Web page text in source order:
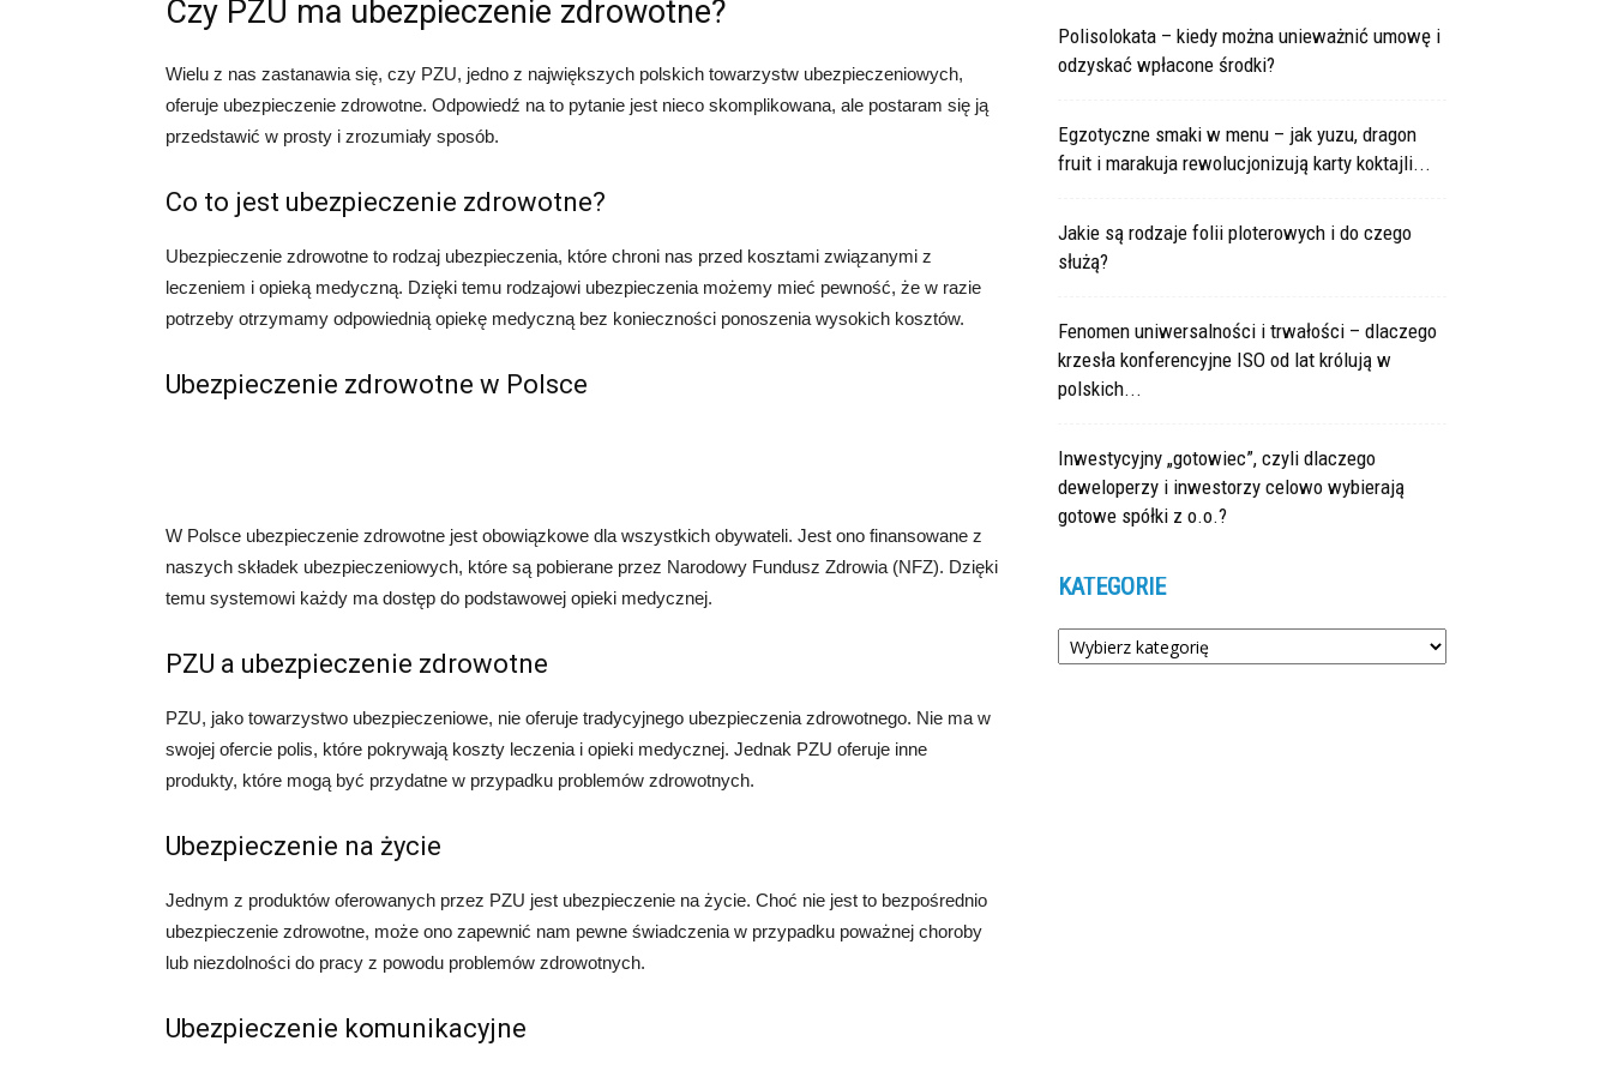
Czy PZU ma ubezpieczenie zdrowotne?
Wielu z nas zastanawia się, czy PZU, jedno z największych polskich towarzystw ubezpieczeniowych,
oferuje ubezpieczenie zdrowotne. Odpowiedź na to pytanie jest nieco skomplikowana, ale postaram się ją
przedstawić w prosty i zrozumiały sposób.
Co to jest ubezpieczenie zdrowotne?
Ubezpieczenie zdrowotne to rodzaj ubezpieczenia, które chroni nas przed kosztami związanymi z
leczeniem i opieką medyczną. Dzięki temu rodzajowi ubezpieczenia możemy mieć pewność, że w razie
potrzeby otrzymamy odpowiednią opiekę medyczną bez konieczności ponoszenia wysokich kosztów.
Ubezpieczenie zdrowotne w Polsce
W Polsce ubezpieczenie zdrowotne jest obowiązkowe dla wszystkich obywateli. Jest ono finansowane z
naszych składek ubezpieczeniowych, które są pobierane przez Narodowy Fundusz Zdrowia (NFZ). Dzięki
temu systemowi każdy ma dostęp do podstawowej opieki medycznej.
PZU a ubezpieczenie zdrowotne
PZU, jako towarzystwo ubezpieczeniowe, nie oferuje tradycyjnego ubezpieczenia zdrowotnego. Nie ma w
swojej ofercie polis, które pokrywają koszty leczenia i opieki medycznej. Jednak PZU oferuje inne
produkty, które mogą być przydatne w przypadku problemów zdrowotnych.
Ubezpieczenie na życie
Jednym z produktów oferowanych przez PZU jest ubezpieczenie na życie. Choć nie jest to bezpośrednio
ubezpieczenie zdrowotne, może ono zapewnić nam pewne świadczenia w przypadku poważnej choroby
lub niezdolności do pracy z powodu problemów zdrowotnych.
Ubezpieczenie komunikacyjne
Polisolokata – kiedy można unieważnić umowę i
odzyskać wpłacone środki?
Egzotyczne smaki w menu – jak yuzu, dragon
fruit i marakuja rewolucjonizują karty koktajli...
Jakie są rodzaje folii ploterowych i do czego
służą?
Fenomen uniwersalności i trwałości – dlaczego
krzesła konferencyjne ISO od lat królują w
polskich...
Inwestycyjny „gotowiec”, czyli dlaczego
deweloperzy i inwestorzy celowo wybierają
gotowe spółki z o.o.?
KATEGORIE
Kategorie